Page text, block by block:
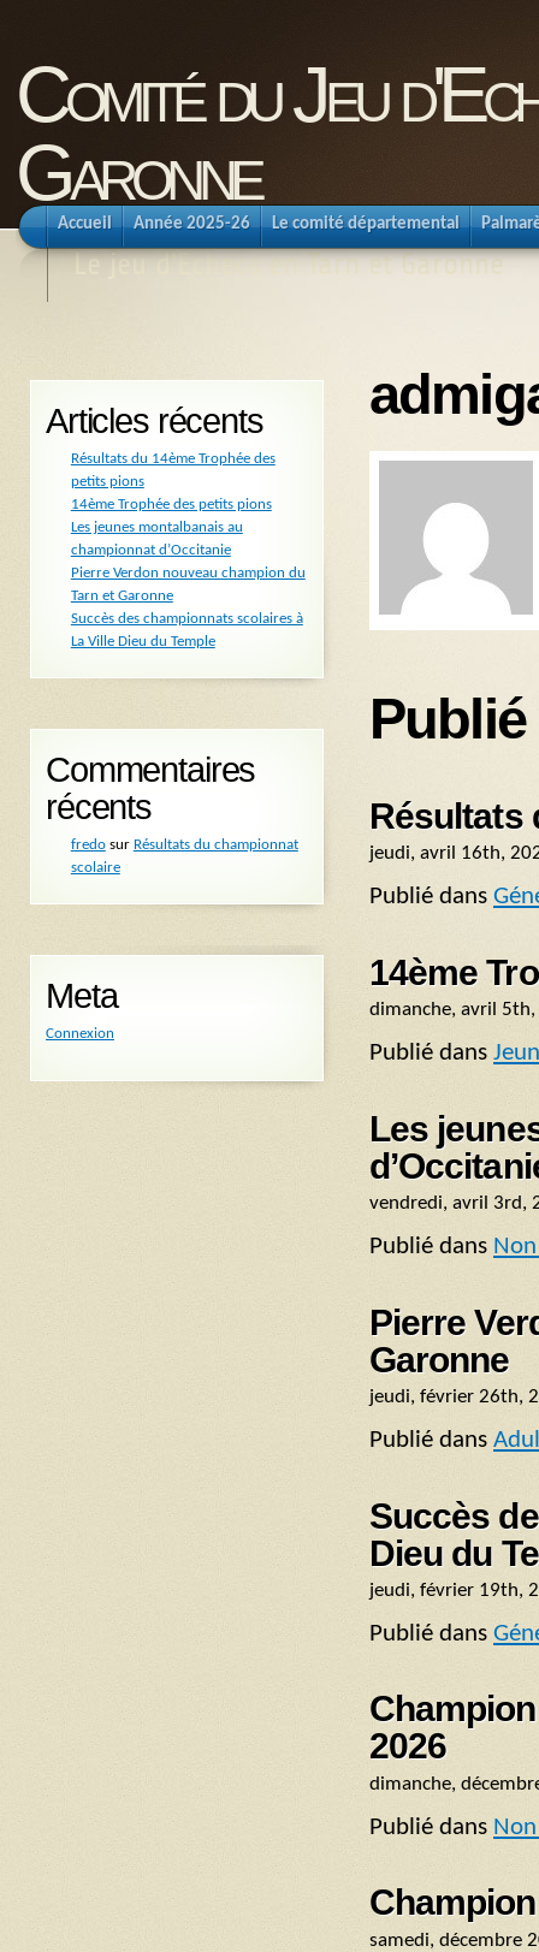
Comité du Jeu
Garonne
Le jeu d'Echecs en Tarn et Garonne
Accueil Année 2025-26 Le comité départemental
Résultats
jeudi, avril 16th,
Publié dans
14ème
dimanche, avril
Publié dans
Les
vendredi, avril 3rd,
Publié dans
Pierre
Garonne
jeudi, février 26th,
Publié dans
Succès
Dieu du
jeudi, février 19th,
Publié dans
2026
dimanche,
Publié dans
samedi, décembre
Articles récents
Résultats du 14ème Trophée des
petits pions
14ème Trophée des petits pions
Les jeunes montalbanais au
championnat d’Occitanie
Pierre Verdon nouveau champion du
Tarn et Garonne
Succès des championnats scolaires à
La Ville Dieu du Temple
Commentaires
récents
fredosur Résultats du championnat
scolaire
Meta
Connexion